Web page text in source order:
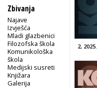
Zbivanja
Najave
Izvješća
Mladi glazbenici
Filozofska škola
Komunikološka
škola
Medijski susreti
Knjižara
Galerija
2, 2025.